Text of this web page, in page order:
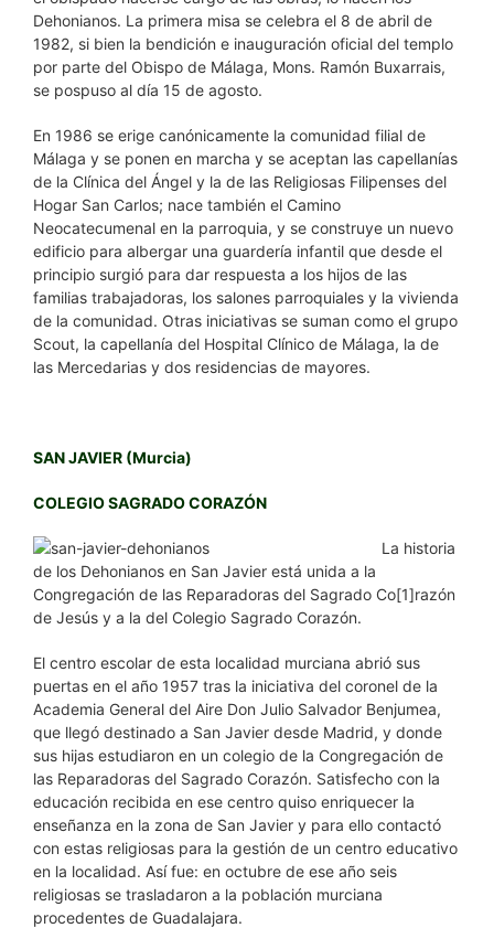
Dehonianos. La primera misa se celebra el 8 de abril de
1982, si bien la bendición e inauguración oficial del templo
por parte del Obispo de Málaga, Mons. Ramón Buxarrais,
se pospuso al día 15 de agosto.
En 1986 se erige canónicamente la comunidad filial de
Málaga y se ponen en marcha y se aceptan las capellanías
de la Clínica del Ángel y la de las Religiosas Filipenses del
Hogar San Carlos; nace también el Camino
Neocatecumenal en la parroquia, y se construye un nuevo
edificio para albergar una guardería infantil que desde el
principio surgió para dar respuesta a los hijos de las
familias trabajadoras, los salones parroquiales y la vivienda
de la comunidad. Otras iniciativas se suman como el grupo
Scout, la capellanía del Hospital Clínico de Málaga, la de
las Mercedarias y dos residencias de mayores.
SAN JAVIER (Murcia)
COLEGIO SAGRADO CORAZÓN
La historia
de los Dehonianos en San Javier está unida a la
Congregación de las Reparadoras del Sagrado Co[1]razón
de Jesús y a la del Colegio Sagrado Corazón.
El centro escolar de esta localidad murciana abrió sus
puertas en el año 1957 tras la iniciativa del coronel de la
Academia General del Aire Don Julio Salvador Benjumea,
que llegó destinado a San Javier desde Madrid, y donde
sus hijas estudiaron en un colegio de la Congregación de
las Reparadoras del Sagrado Corazón. Satisfecho con la
educación recibida en ese centro quiso enriquecer la
enseñanza en la zona de San Javier y para ello contactó
con estas religiosas para la gestión de un centro educativo
en la localidad. Así fue: en octubre de ese año seis
religiosas se trasladaron a la población murciana
procedentes de Guadalajara.